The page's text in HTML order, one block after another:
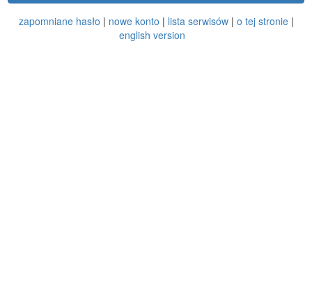
zapomniane hasło | nowe konto | lista serwisów| o tej stronie|
english version